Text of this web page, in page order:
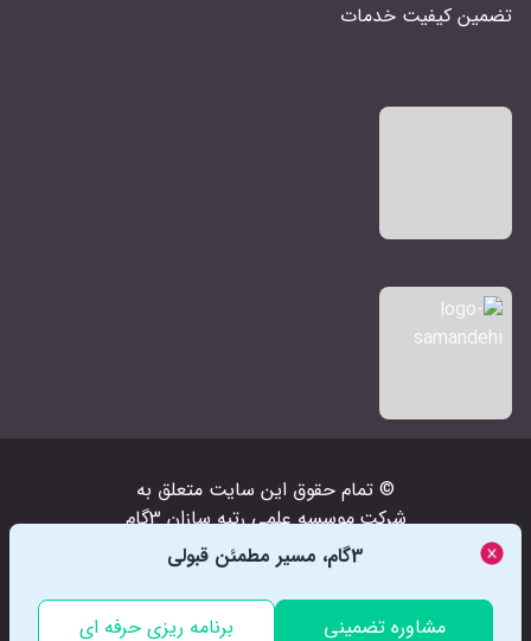
تضمین کیفیت خدمات
© تمام حقوق اين سايت متعلق به
شرکت‌موسسه علمی رتبه سازان 3گام
است
3گام، مسیر مطمئن قبولی
مشاوره تضمینی برنامه ریزی حرفه ای